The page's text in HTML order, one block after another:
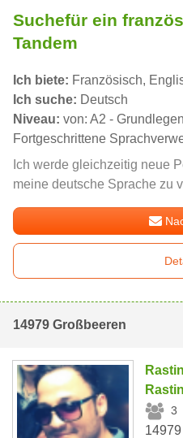
Suchefür ein
Tandem
Ich biete: Französisch,
Ich suche: Deutsch
Niveau: von: A2 -
Fortgeschrittene
Ich werde gleichzeitig neue
meine deutsche Sprache zu
14979 Großbeeren
Rastin
Rastin
3